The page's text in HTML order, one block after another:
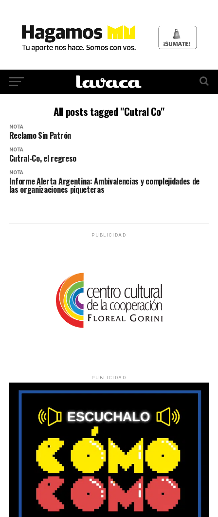
All posts tagged "Cutral Co"
NOTA
Reclamo Sin Patrón
NOTA
Cutral-Co, el regreso
NOTA
Informe Alerta Argentina: Ambivalencias y complejidades de
las organizaciones piqueteras
PUBLICIDAD
PUBLICIDAD